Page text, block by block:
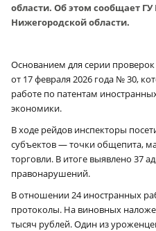
области. Об этом сообщает
Нижегородской области.
Основанием для серии проверок
от 17 февраля 2026 года № 30,
работе по патентам
экономики.
В ходе рейдов инспекторы
субъектов — точки общепита,
торговли. В итоге выявлено 37
правонарушений.
В отношении 24 иностранных
протоколы. На виновных
тысяч рублей. Один из